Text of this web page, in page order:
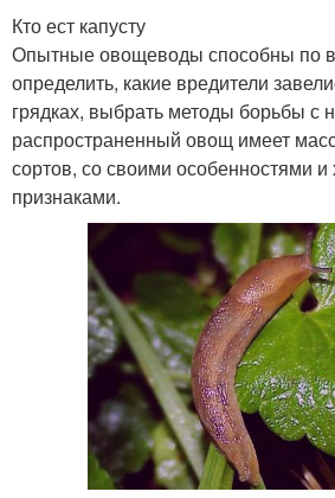
Кто ест капусту
Опытные овощеводы способны по
определить, какие вредители
грядках, выбрать методы борьбы с
распространенный овощ имеет
сортов, со своими особенностями
признаками.